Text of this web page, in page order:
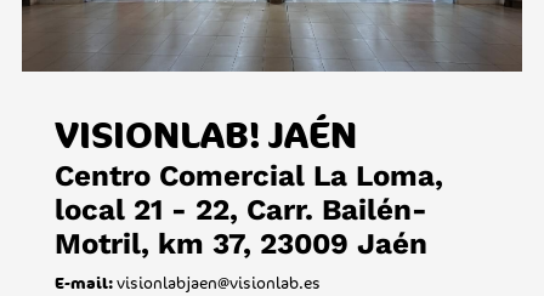
VISIONLAB! JAÉN
Centro Comercial La Loma,
local 21 - 22, Carr. Bailén-
Motril, km 37, 23009 Jaén
E-mail:visionlabjaen@visionlab.es